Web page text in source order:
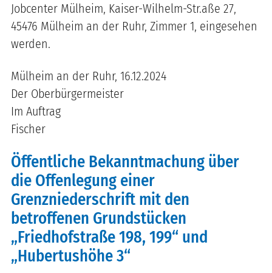
Jobcenter Mülheim, Kaiser-Wilhelm-Str.aße 27,
45476 Mülheim an der Ruhr, Zimmer 1, eingesehen
werden.
Mülheim an der Ruhr, 16.12.2024
Der Oberbürgermeister
Im Auftrag
Fischer
Öffentliche Bekanntmachung über
die Offenlegung einer
Grenzniederschrift mit den
betroffenen Grundstücken
„Friedhofstraße 198, 199“ und
„Hubertushöhe 3“